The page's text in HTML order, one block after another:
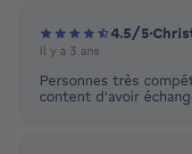
4.5/5·
Il y a 3 ans
Personnes très
content d'avoir